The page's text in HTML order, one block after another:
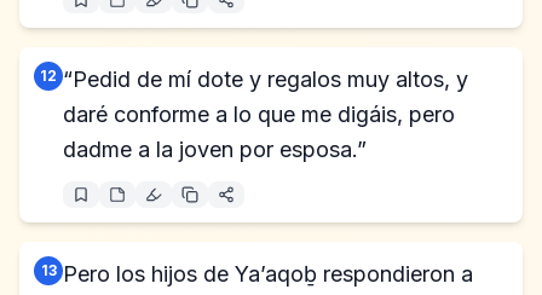
12 “Pedid de mí dote y regalos muy altos, y
daré conforme a lo que me digáis, pero
dadme a la joven por esposa.”
13 Pero los hijos de Ya’aqoḇ respondieron a